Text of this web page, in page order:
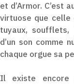
et d’Armor. C’est
virtuose que celle
tuyaux,
d’un son comme
chaque orgue sa
Il existe encore